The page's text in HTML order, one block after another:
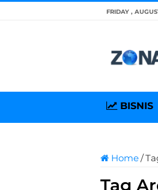
FRIDAY ,
BISNIS
Home/
Tag